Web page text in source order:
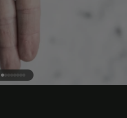
Ir al elemento 1
Ir al elemento 2
Ir al elemento 3
Ir al elemento 4
Ir al elemento 5
Ir al elemento 6
Ir al elemento 7
Ir al elemento 8